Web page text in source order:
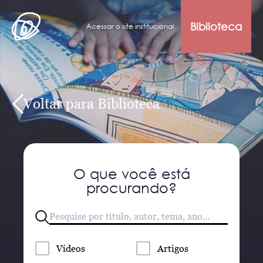
Acessar o site institucional Biblioteca
Voltar para Biblioteca
O que você está
procurando?
Vídeos Artigos